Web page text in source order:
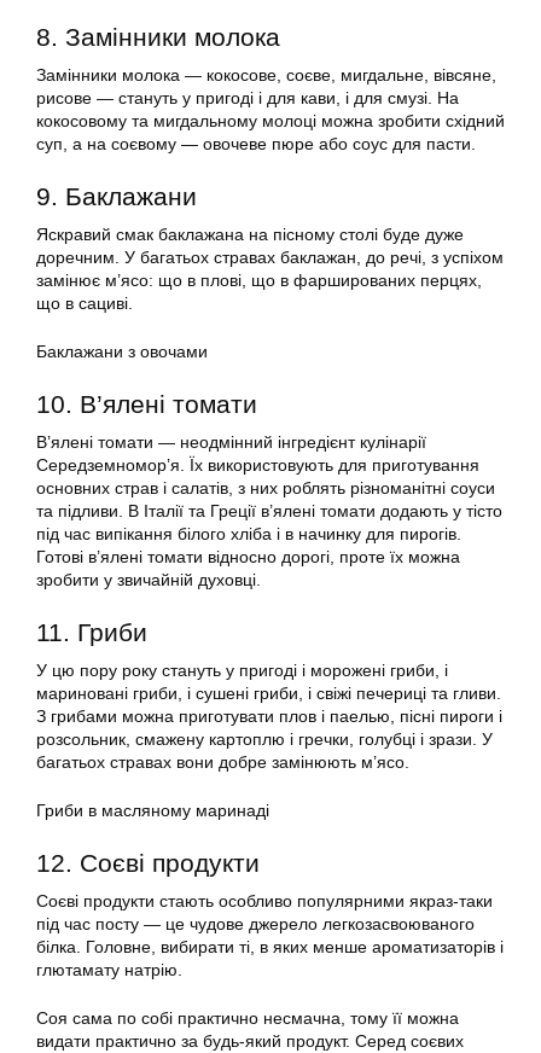
8. Замінники молока
Замінники молока — кокосове, соєве, мигдальне, вівсяне,
рисове — стануть у пригоді і для кави, і для смузі. На
кокосовому та мигдальному молоці можна зробити східний
суп, а на соєвому — овочеве пюре або соус для пасти.
9. Баклажани
Яскравий смак баклажана на пісному столі буде дуже
доречним. У багатьох стравах баклажан, до речі, з успіхом
замінює м’ясо: що в плові, що в фаршированих перцях,
що в сациві.
Баклажани з овочами
10. В’ялені томати
В’ялені томати — неодмінний інгредієнт кулінарії
Середземномор’я. Їх використовують для приготування
основних страв і салатів, з них роблять різноманітні соуси
та підливи. В Італії та Греції в’ялені томати додають у тісто
під час випікання білого хліба і в начинку для пирогів.
Готові в’ялені томати відносно дорогі, проте їх можна
зробити у звичайній духовці.
11. Гриби
У цю пору року стануть у пригоді і морожені гриби, і
мариновані гриби, і сушені гриби, і свіжі печериці та гливи.
З грибами можна приготувати плов і паелью, пісні пироги і
розсольник, смажену картоплю і гречки, голубці і зрази. У
багатьох стравах вони добре замінюють м’ясо.
Гриби в масляному маринаді
12. Соєві продукти
Соєві продукти стають особливо популярними якраз-таки
під час посту — це чудове джерело легкозасвоюваного
білка. Головне, вибирати ті, в яких менше ароматизаторів і
глютамату натрію.
Соя сама по собі практично несмачна, тому її можна
видати практично за будь-який продукт. Серед соєвих